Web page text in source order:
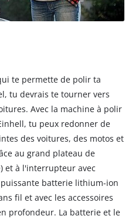
te permette de polir ta
tu devrais te tourner vers
Avec la machine à polir
tu peux redonner de
des voitures, des motos et
au grand plateau de
et à l'interrupteur avec
batterie lithium-ion
fil et avec les accessoires
profondeur. La batterie et le